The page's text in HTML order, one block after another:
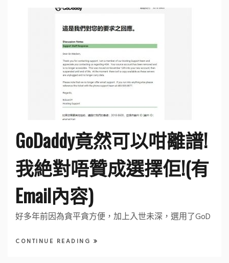
GoDaddy竟然可以咁離譜!
我絶對唔贊成選擇佢!(有
Email內容)
好多年前因為貪平貪方便，加上入世未深，選用了GoD
CONTINUE READING